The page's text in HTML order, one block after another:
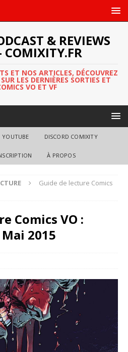
& REVIEWS
COMIXITY.FR
ET NOS ARTICLES, DÉCOUVREZ
LES DERNIÈRES SORTIES ET
VO ET VF
YOUTUBE DISCORD COMIXITY
À PROPOS
Guide de lecture Comics
Comics VO :
2015